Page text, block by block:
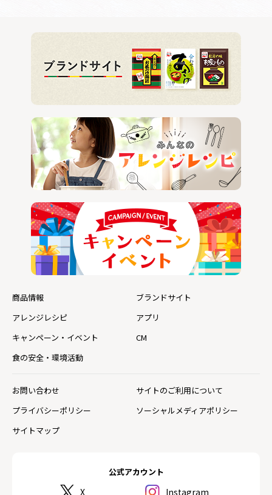
公式アカウント
X Instagram
商品情報
ブランドサイト
アレンジレシピ
アプリ
キャンペーン・イベント
CM
食の安全・環境活動
お問い合わせ
サイトのご利用について
プライバシーポリシー
ソーシャルメディアポリシー
サイトマップ